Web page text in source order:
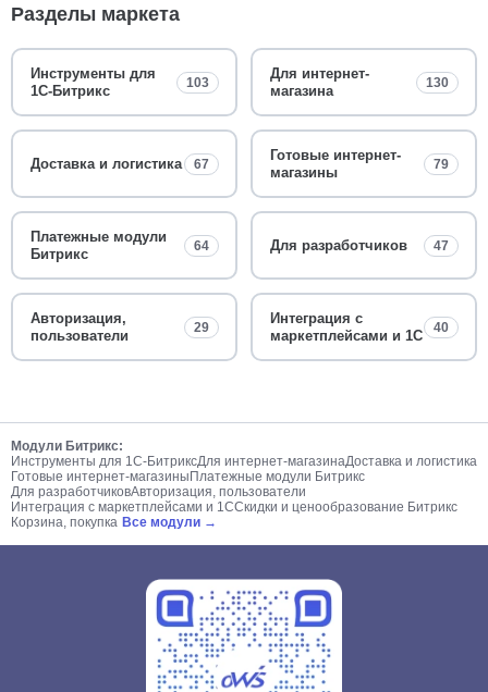
Разделы маркета
Инструменты для
1С-Битрикс
103
Для интернет-
магазина
130
Доставка и логистика 67
Готовые интернет-
магазины
79
Платежные модули
Битрикс
64 Для разработчиков 47
Авторизация,
пользователи
29
Интеграция с
маркетплейсами и 1С
40
Модули Битрикс:
Инструменты для 1С-БитриксДля интернет-магазинаДоставка и логистика
Готовые интернет-магазины Платежные модули Битрикс
Для разработчиковАвторизация, пользователи
Интеграция с маркетплейсами и 1ССкидки и ценообразование Битрикс
Корзина, покупка Все модули →